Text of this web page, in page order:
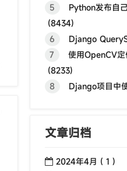
5
Python发布自
(8434)
6
Django
7
使用OpenCV定
(8233)
8
Django项目中
文章归档
2024年4月 ( 1 )